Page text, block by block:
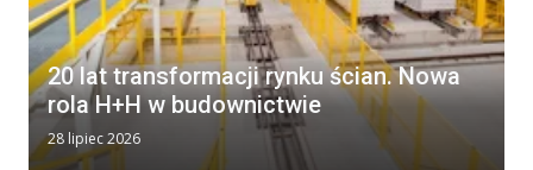
20 lat transformacji rynku ścian. Nowa
rola H+H w budownictwie
28 lipiec 2026